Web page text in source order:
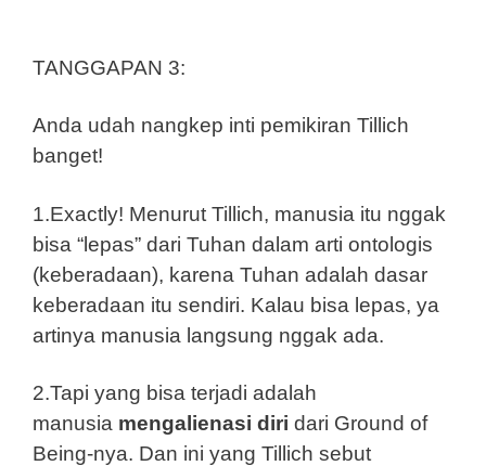
TANGGAPAN 3:
Anda udah nangkep inti pemikiran Tillich
banget!
1.Exactly! Menurut Tillich, manusia itu nggak
bisa “lepas” dari Tuhan dalam arti ontologis
(keberadaan), karena Tuhan adalah dasar
keberadaan itu sendiri. Kalau bisa lepas, ya
artinya manusia langsung nggak ada.
2.Tapi yang bisa terjadi adalah
manusia mengalienasi diri dari Ground of
Being-nya. Dan ini yang Tillich sebut